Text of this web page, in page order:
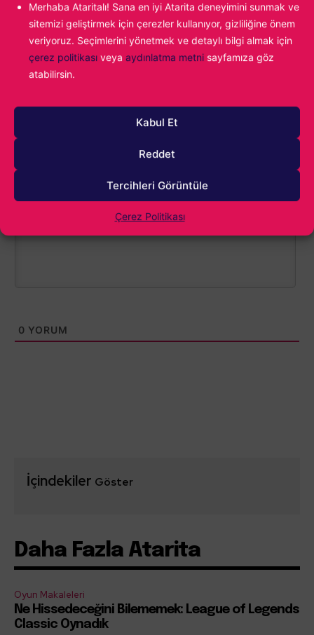
Merhaba Ataritalı! Sana en iyi Atarita deneyimini sunmak ve
sitemizi geliştirmek için çerezler kullanıyor, gizliliğine önem
veriyoruz. Seçimlerini yönetmek ve detaylı bilgi almak için
çerez politikası veya aydınlatma metni sayfamıza göz
atabilirsin.
Kabul Et
Reddet
Tercihleri Görüntüle
Çerez Politikası
popülaritesine kadar uzanıyor...
0 YORUM
İçindekiler Göster
Daha Fazla Atarita
Oyun Makaleleri
Ne Hissedeceğini Bilememek: League of Legends
Classic Oynadık